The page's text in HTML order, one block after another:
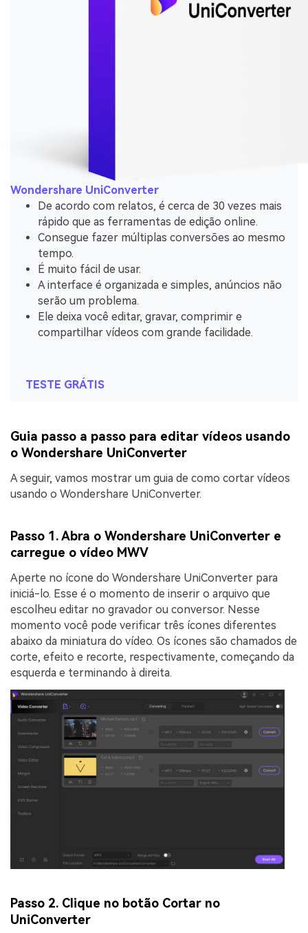
Wondershare UniConverter
De acordo com relatos, é cerca de 30 vezes mais
rápido que as ferramentas de edição online.
Consegue fazer múltiplas conversões ao mesmo
tempo.
É muito fácil de usar.
A interface é organizada e simples, anúncios não
serão um problema.
Ele deixa você editar, gravar, comprimir e
compartilhar vídeos com grande facilidade.
TESTE GRÁTIS
Guia passo a passo para editar vídeos usando
o Wondershare UniConverter
A seguir, vamos mostrar um guia de como cortar vídeos
usando o Wondershare UniConverter.
Passo 1. Abra o Wondershare UniConverter e
carregue o vídeo MWV
Aperte no ícone do Wondershare UniConverter para
iniciá-lo. Esse é o momento de inserir o arquivo que
escolheu editar no gravador ou conversor. Nesse
momento você pode verificar três ícones diferentes
abaixo da miniatura do vídeo. Os ícones são chamados de
corte, efeito e recorte, respectivamente, começando da
esquerda e terminando à direita.
Passo 2. Clique no botão Cortar no
UniConverter